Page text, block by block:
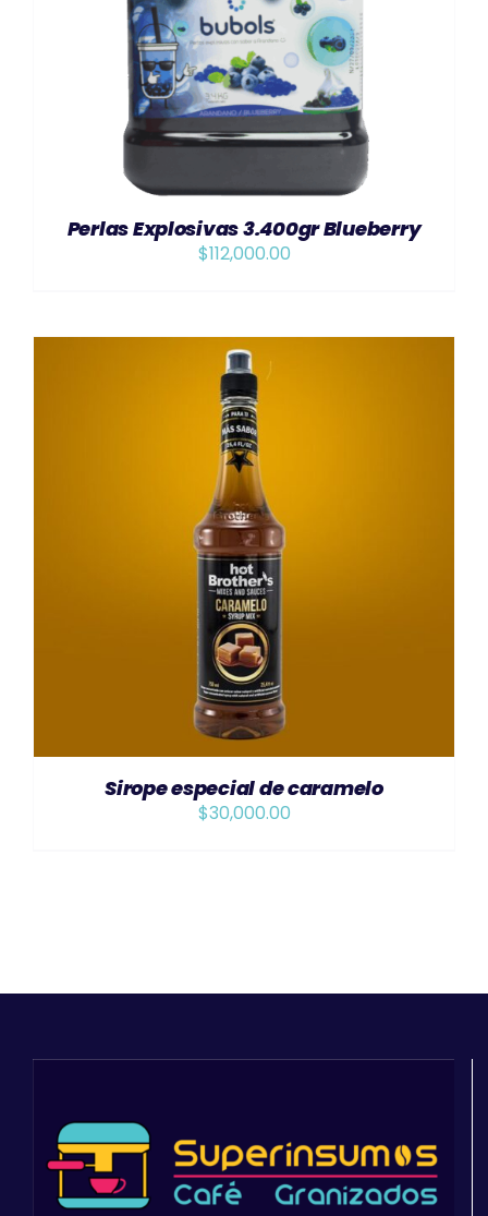
AÑADIR AL CARRITO / DETAILS
Perlas Explosivas 3.400gr Blueberry
$112,000.00
AÑADIR AL CARRITO /
Sirope especial de caramelo
$30,000.00